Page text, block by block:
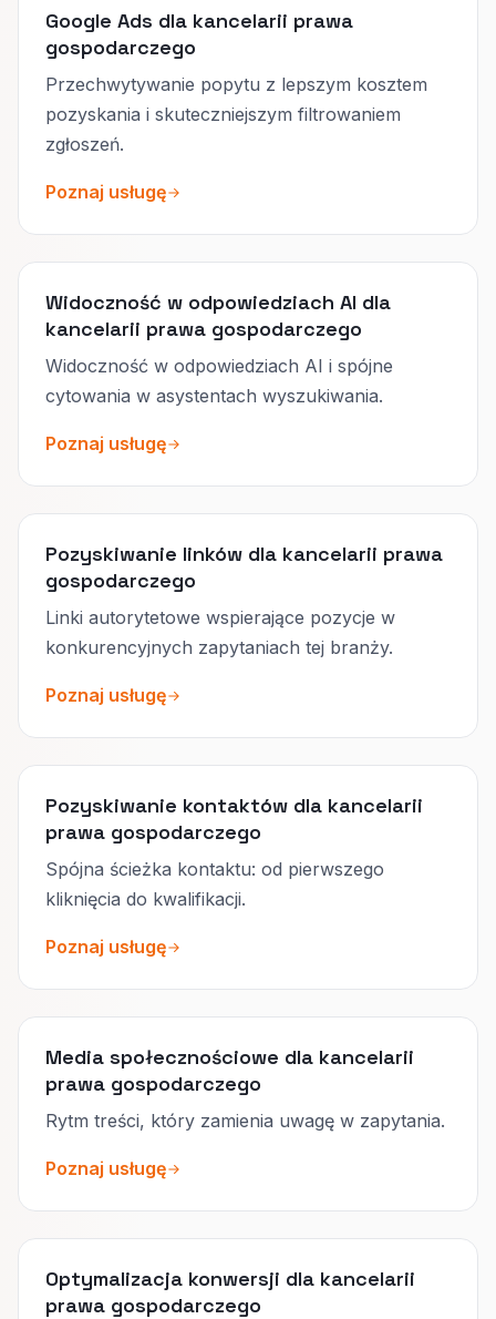
Google Ads dla kancelarii prawa
gospodarczego
Przechwytywanie popytu z lepszym kosztem
pozyskania i skuteczniejszym filtrowaniem
zgłoszeń.
Poznaj usługę
Widoczność w odpowiedziach AI dla
kancelarii prawa gospodarczego
Widoczność w odpowiedziach AI i spójne
cytowania w asystentach wyszukiwania.
Poznaj usługę
Pozyskiwanie linków dla kancelarii prawa
gospodarczego
Linki autorytetowe wspierające pozycje w
konkurencyjnych zapytaniach tej branży.
Poznaj usługę
Pozyskiwanie kontaktów dla kancelarii
prawa gospodarczego
Spójna ścieżka kontaktu: od pierwszego
kliknięcia do kwalifikacji.
Poznaj usługę
Media społecznościowe dla kancelarii
prawa gospodarczego
Rytm treści, który zamienia uwagę w zapytania.
Poznaj usługę
Optymalizacja konwersji dla kancelarii
prawa gospodarczego